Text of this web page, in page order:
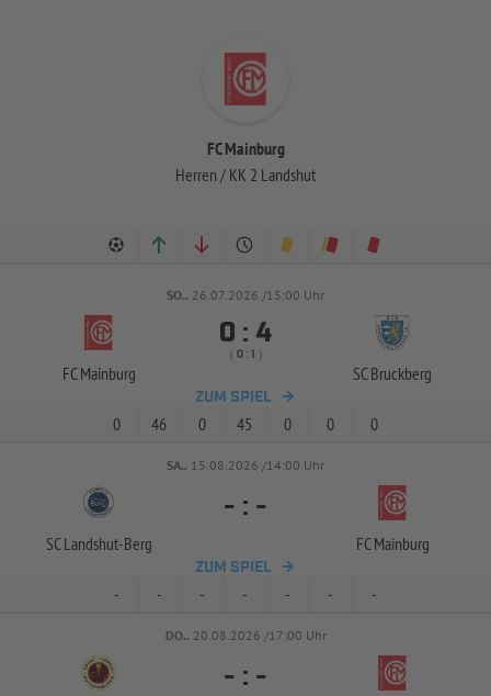
FC Mainburg
Herren / KK 2 Landshut
SO.. 26.07.2026 /15:00 Uhr
FC Mainburg
 : 
( :  )
SC Bruckberg
ZUM SPIEL
0 46 0 45 0 0 0
SA.. 15.08.2026 /14:00 Uhr
SC Landshut-Berg
- : -
FC Mainburg
ZUM SPIEL
- - - - - - -
DO.. 20.08.2026 /17:00 Uhr
- : -